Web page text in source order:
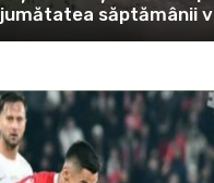
jumătatea săptămânii